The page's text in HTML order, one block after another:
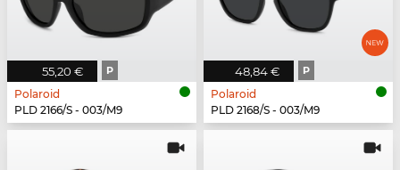
55,20 € P
Polaroid
PLD 2166/S - 003/M9
48,84 € P
Polaroid
PLD 2168/S - 003/M9